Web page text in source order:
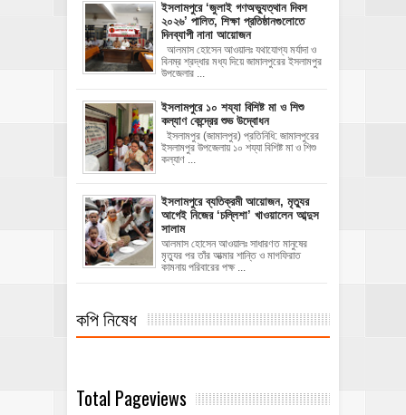
‎ইসলামপুরে ‘জুলাই গণঅভ্যুত্থান দিবস
২০২৬’ পালিত, শিক্ষা প্রতিষ্ঠানগুলোতে
দিনব্যাপী নানা আয়োজন
‎​আলমাস হোসেন আওয়ালঃ‎ ‎​যথাযোগ্য মর্যাদা ও
বিনম্র শ্রদ্ধার মধ্য দিয়ে জামালপুরের ইসলামপুর
উপজেলার ...
ইসলামপুরে ১০ শয্যা বিশিষ্ট মা ও শিশু
কল্যাণ কেন্দ্রের শুভ উদ্বোধন
ইসলামপুর (জামালপুর) প্রতিনিধি: জামালপুরের
ইসলামপুর উপজেলায় ১০ শয্যা বিশিষ্ট মা ও শিশু
কল্যাণ ...
‎ইসলামপুরে ব্যতিক্রমী আয়োজন, মৃত্যুর
আগেই নিজের ‘চল্লিশা’ খাওয়ালেন আব্দুস
সালাম
আলমাস হোসেন আওয়ালঃ ‎​সাধারণত মানুষের
মৃত্যুর পর তাঁর আত্মার শান্তি ও মাগফিরাত
কামনায় পরিবারের পক্ষ ...
কপি নিষেধ
Total Pageviews